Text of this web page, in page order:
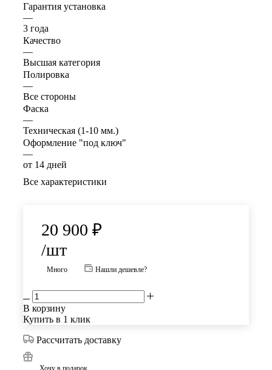
Гарантия установка
—
3 года
Качество
—
Высшая категория
Полировка
—
Все стороны
Фаска
—
Техническая (1-10 мм.)
Оформление "под ключ"
—
от 14 дней
Все характеристики
20 900 ₽
/шт
Много Нашли дешевле?
В корзину
Купить в 1 клик
Рассчитать доставку
Хочу в подарок